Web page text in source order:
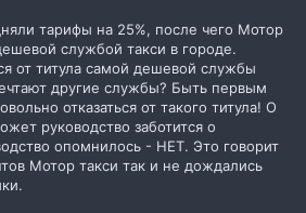
тарифы на 25%, после чего Мотор
службой такси в городе.
от титула самой дешевой службы
другие службы? Быть первым
отказаться от такого титула! О
руководство заботится о
опомнилось - НЕТ. Это говорит
Мотор такси так и не дождались